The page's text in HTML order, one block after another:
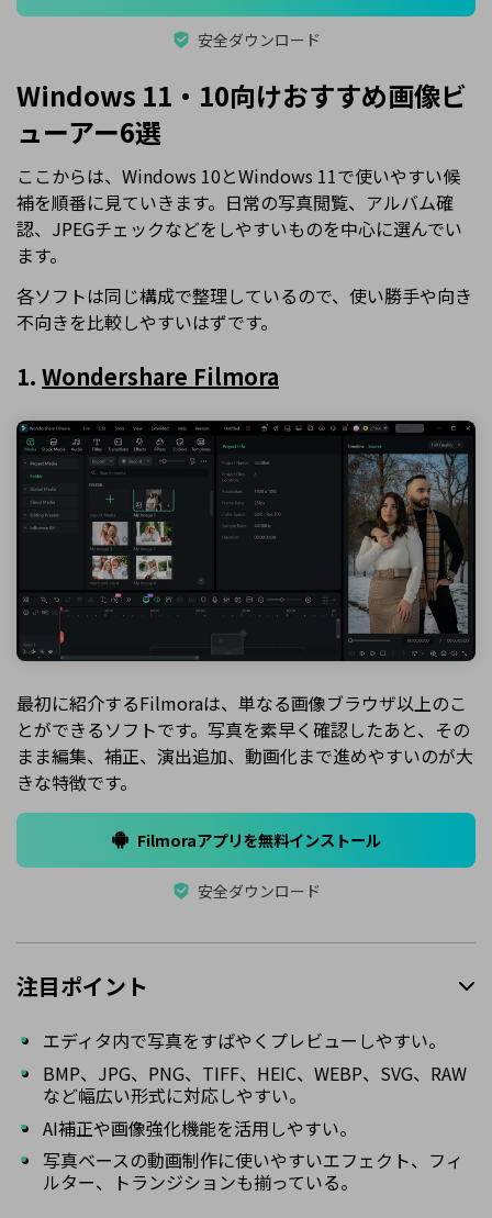
安全ダウンロード
Windows 11・10向けおすすめ画像ビ
ューアー6選
ここからは、Windows 10とWindows 11で使いやすい候
補を順番に見ていきます。日常の写真閲覧、アルバム確
認、JPEGチェックなどをしやすいものを中心に選んでい
ます。
各ソフトは同じ構成で整理しているので、使い勝手や向き
不向きを比較しやすいはずです。
1. Wondershare Filmora
最初に紹介するFilmoraは、単なる画像ブラウザ以上のこ
とができるソフトです。写真を素早く確認したあと、その
まま編集、補正、演出追加、動画化まで進めやすいのが大
きな特徴です。
Filmoraアプリを無料インストール
安全ダウンロード
注目ポイント
エディタ内で写真をすばやくプレビューしやすい。
BMP、JPG、PNG、TIFF、HEIC、WEBP、SVG、RAW
など幅広い形式に対応しやすい。
AI補正や画像強化機能を活用しやすい。
写真ベースの動画制作に使いやすいエフェクト、フィ
ルター、トランジションも揃っている。